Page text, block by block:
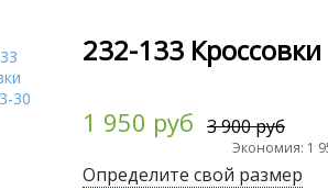
232-133
1 950 руб 3 900 руб
Экономия: 1
Определите свой размер